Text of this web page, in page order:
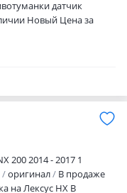
датчик
Новый Цена за
200 2014 - 2017 1
оригинал
В продаже
на Лексус НХ В